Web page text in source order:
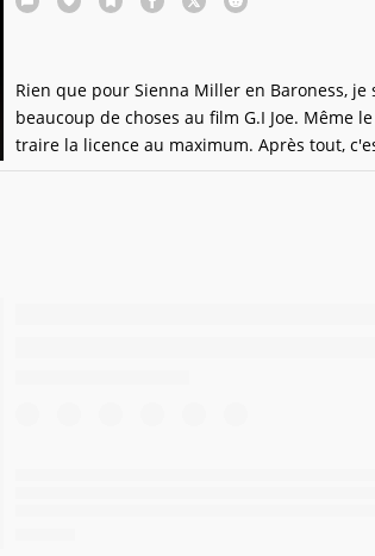
Rien que pour Sienna Miller en Baroness,
beaucoup de choses au film G.I Joe. Même
traire la licence au maximum. Après tout,
base et ce film est surtout là pour relancer